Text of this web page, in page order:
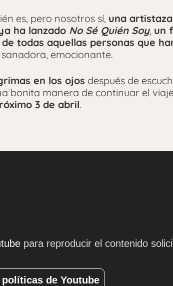
es, pero nosotros sí, una
ha lanzado No Sé Quién Soy, un
todas aquellas personas que
sanadora, emocionante.
en los ojos después de
bonita manera de continuar el
3 de abril.
para reproducir el contenido
de Youtube